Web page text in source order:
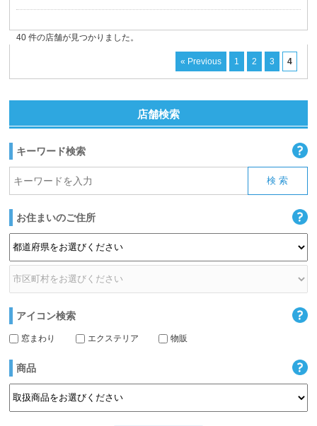
40 件の店舗が見つかりました。
« Previous 1 2 3 4
店舗検索
キーワード検索
お住まいのご住所
アイコン検索
窓まわり エクステリア 物販
商品